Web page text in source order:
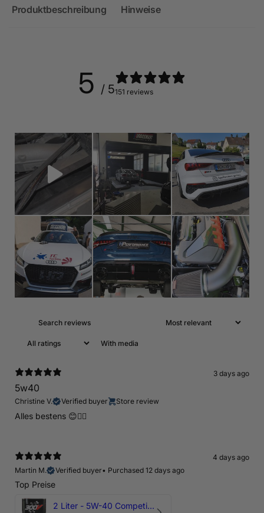
Produktbeschreibung Hinweise
5 / 5151 reviews
With media
3 days ago
5w40
Christine V. Verified buyer Store review
Alles bestens 😊👍🏻
4 days ago
Martin M.
Verified buyer• Purchased 12 days ago
Top Preise
2 Liter - 5W-40 Competition 300V Motul Motoröl